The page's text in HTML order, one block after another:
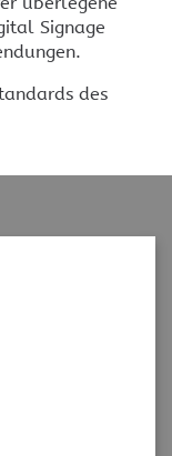
Signage
des